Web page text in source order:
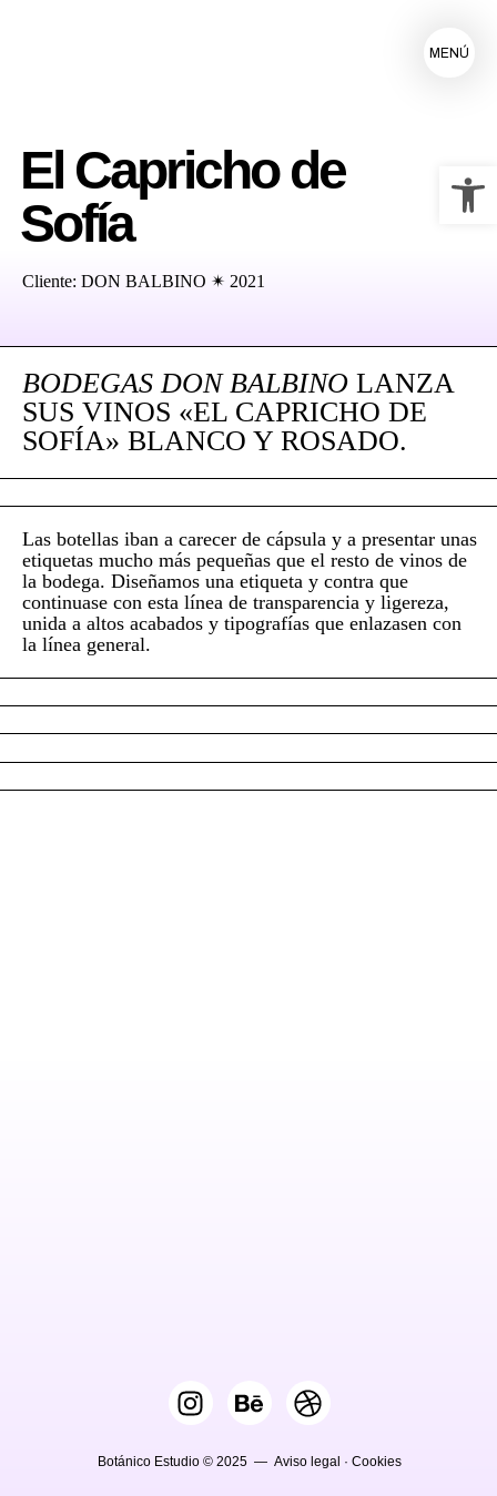
MENÚ
El Capricho de
Sofía
Cliente: DON BALBINO ✴ 2021
BODEGAS DON BALBINO LANZA
SUS VINOS «EL CAPRICHO DE
SOFÍA» BLANCO Y ROSADO.
Las botellas iban a carecer de cápsula y a presentar unas
etiquetas mucho más pequeñas que el resto de vinos de
la bodega. Diseñamos una etiqueta y contra que
continuase con esta línea de transparencia y ligereza,
unida a altos acabados y tipografías que enlazasen con
la línea general.
Botánico Estudio © 2025 — Aviso legal · Cookies